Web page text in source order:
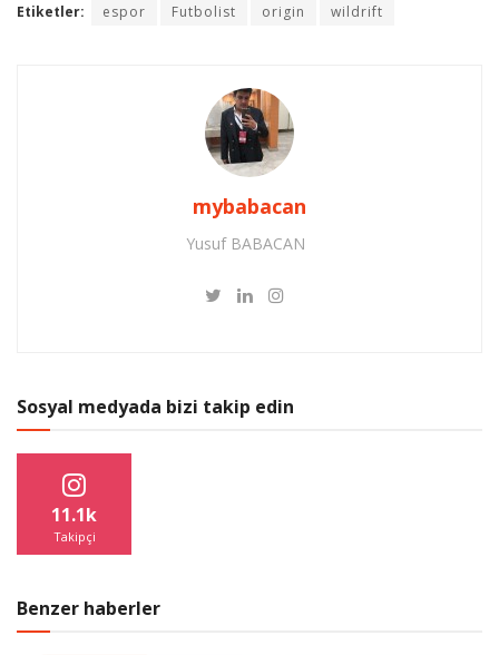
Etiketler: espor Futbolist origin wildrift
mybabacan
Yusuf BABACAN
Sosyal medyada bizi takip edin
11.1k
Takipçi
Benzer haberler